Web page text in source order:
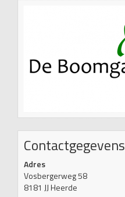
Contactgegevens
Adres
Vosbergerweg 58
8181 JJ Heerde